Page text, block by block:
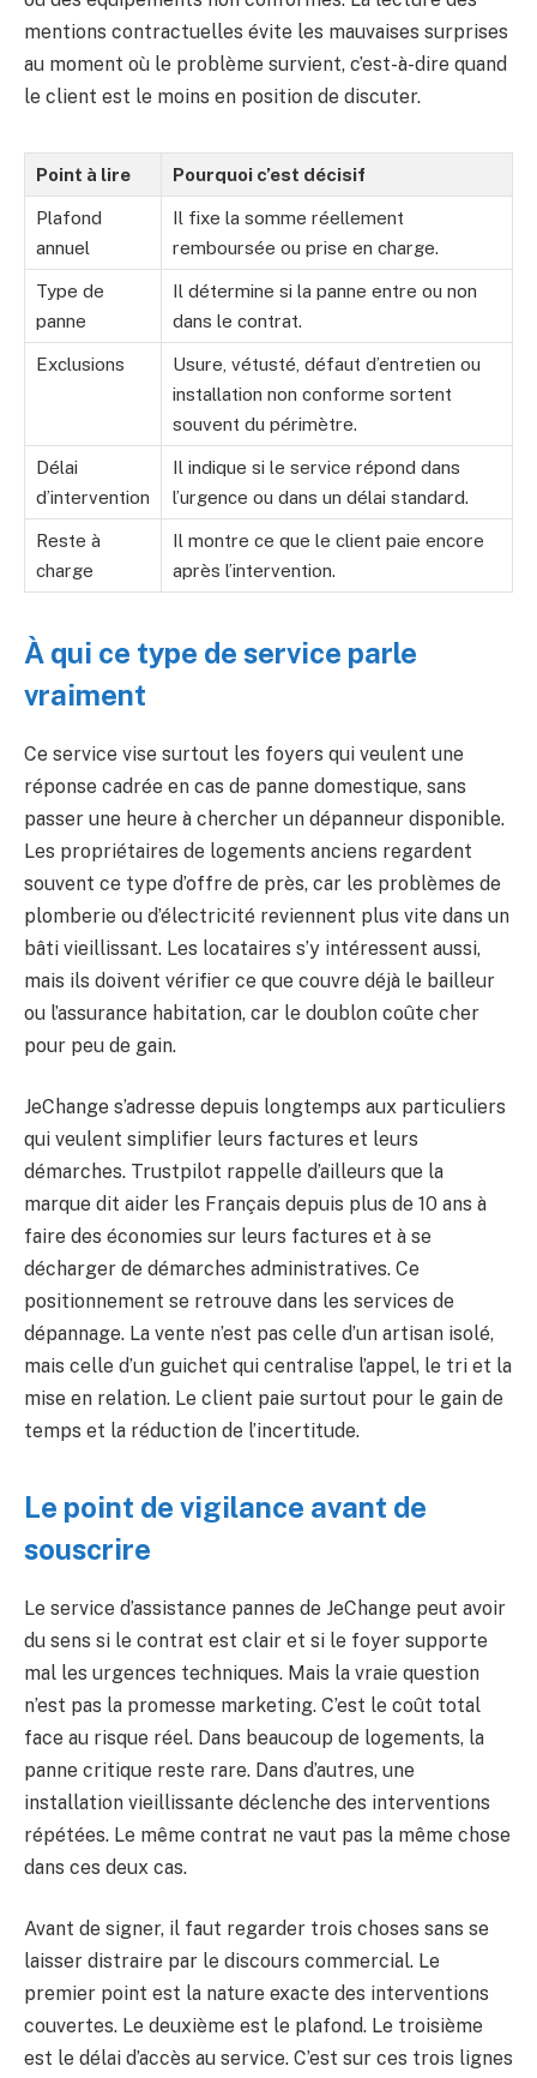
mentions contractuelles évite les mauvaises surprises
au moment où le problème survient, c’est-à-dire quand
le client est le moins en position de discuter.
Point à lire Pourquoi c’est décisif
Plafond
annuel
Il fixe la somme réellement
remboursée ou prise en charge.
Type de
panne
Il détermine si la panne entre ou non
dans le contrat.
Exclusions
Usure, vétusté, défaut d’entretien ou
installation non conforme sortent
souvent du périmètre.
Délai
d’intervention
Il indique si le service répond dans
l’urgence ou dans un délai standard.
Reste à
charge
Il montre ce que le client paie encore
après l’intervention.
À qui ce type de service parle
vraiment
Ce service vise surtout les foyers qui veulent une
réponse cadrée en cas de panne domestique, sans
passer une heure à chercher un dépanneur disponible.
Les propriétaires de logements anciens regardent
souvent ce type d’offre de près, car les problèmes de
plomberie ou d’électricité reviennent plus vite dans un
bâti vieillissant. Les locataires s’y intéressent aussi,
mais ils doivent vérifier ce que couvre déjà le bailleur
ou l’assurance habitation, car le doublon coûte cher
pour peu de gain.
JeChange s’adresse depuis longtemps aux particuliers
qui veulent simplifier leurs factures et leurs
démarches. Trustpilot rappelle d’ailleurs que la
marque dit aider les Français depuis plus de 10 ans à
faire des économies sur leurs factures et à se
décharger de démarches administratives. Ce
positionnement se retrouve dans les services de
dépannage. La vente n’est pas celle d’un artisan isolé,
mais celle d’un guichet qui centralise l’appel, le tri et la
mise en relation. Le client paie surtout pour le gain de
temps et la réduction de l’incertitude.
Le point de vigilance avant de
souscrire
Le service d’assistance pannes de JeChange peut avoir
du sens si le contrat est clair et si le foyer supporte
mal les urgences techniques. Mais la vraie question
n’est pas la promesse marketing. C’est le coût total
face au risque réel. Dans beaucoup de logements, la
panne critique reste rare. Dans d’autres, une
installation vieillissante déclenche des interventions
répétées. Le même contrat ne vaut pas la même chose
dans ces deux cas.
Avant de signer, il faut regarder trois choses sans se
laisser distraire par le discours commercial. Le
premier point est la nature exacte des interventions
couvertes. Le deuxième est le plafond. Le troisième
est le délai d’accès au service. C’est sur ces trois lignes